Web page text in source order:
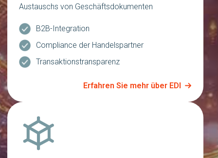
Austauschs von Geschäftsdokumenten
B2B-Integration
Compliance der Handelspartner
Transaktionstransparenz
Erfahren Sie mehr über EDI